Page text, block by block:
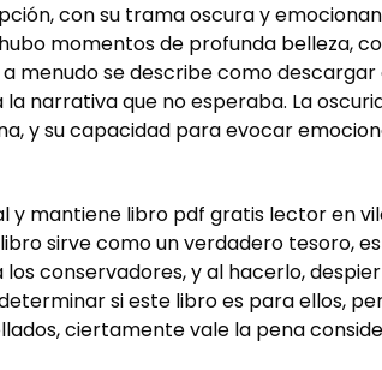
con su trama oscura y
momentos de profunda belleza,
menudo se describe como
narrativa que no esperaba. La
y su capacidad para evocar
mantiene libro pdf gratis lector en
sirve como un verdadero tesoro,
conservadores, y al hacerlo,
si este libro es para ellos,
ciertamente vale la pena